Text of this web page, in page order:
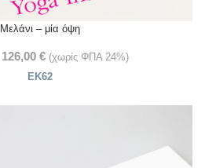
Μελάνι – μία όψη
126,00 € (χωρίς ΦΠΑ 24%)
ΕΚ62